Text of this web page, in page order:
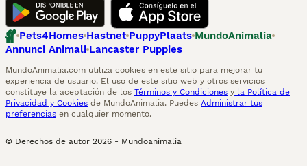
Pets4Homes Hastnet PuppyPlaats MundoAnimalia
Annunci Animali Lancaster Puppies
MundoAnimalia.com utiliza cookies en este sitio para mejorar tu
experiencia de usuario. El uso de este sitio web y otros servicios
constituye la aceptación de los Términos y Condiciones y la Política de
Privacidad y Cookies de MundoAnimalia. Puedes Administrar tus
preferencias en cualquier momento.
© Derechos de autor 2026 - Mundoanimalia